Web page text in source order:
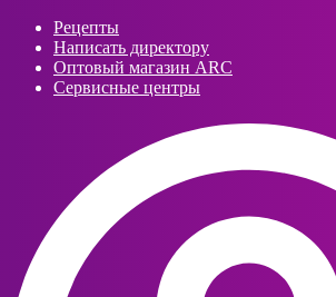
Рецепты
Написать директору
Оптовый магазин ARC
Сервисные центры